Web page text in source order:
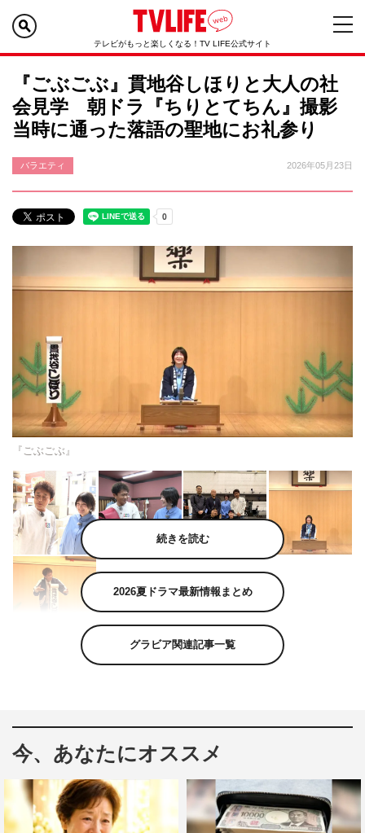
テレビがもっと楽しくなる！TV LIFE公式サイト
『ごぶごぶ』貫地谷しほりと大人の社
会見学 朝ドラ『ちりとてちん』撮影
当時に通った落語の聖地にお礼参り
バラエティ 2026年05月23日
『ごぶごぶ』
5月23日（土）放送の『ごぶごぶ』（MBS 午後1時54分
立場でロケを行う『ごぶごぶ』。今回の相方は、貫地谷し
ほり。オープニング場所の大阪天満宮に到着した浜田は、
相方の顔を覗き込むなり「よくいらっしゃいました、こん
な大阪まで」と久しぶりの再会に笑顔を浮かべる。一方、
続きを読む
2026夏ドラマ最新情報まとめ
グラビア関連記事一覧
今、あなたにオススメ